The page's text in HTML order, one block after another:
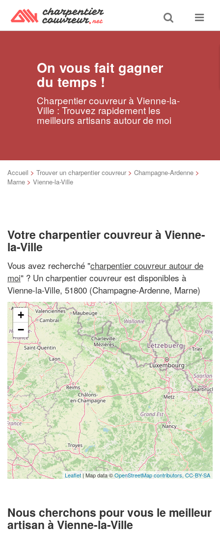
Toggle
search
Toggle
On vous fait gagner
du temps !
Charpentier couvreur à Vienne-la-
Ville : Trouvez rapidement les
meilleurs artisans autour de moi
Accueil > Trouver un charpentier couvreur > Champagne-Ardenne >
Marne > Vienne-la-Ville
Votre charpentier couvreur à Vienne-
la-Ville
Vous avez recherché "charpentier couvreur autour de
moi" ? Un charpentier couvreur est disponibles à
Vienne-la-Ville, 51800 (Champagne-Ardenne, Marne)
+
−
Leaflet | Map data ©OpenStreetMap contributors, CC-BY-SA
Nous cherchons pour vous le meilleur
artisan à Vienne-la-Ville